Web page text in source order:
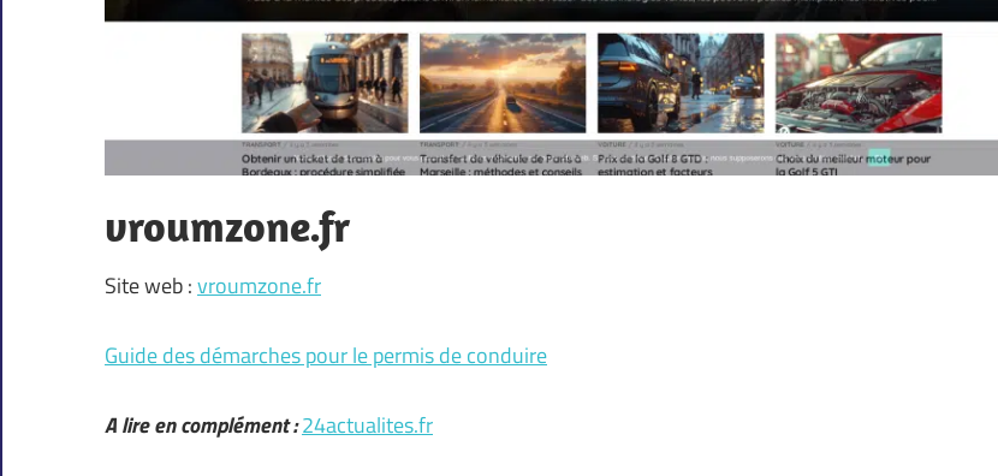
vroumzone.fr
Site web :vroumzone.fr
Guide des démarches pour le permis de conduire
A lire en complément :24actualites.fr